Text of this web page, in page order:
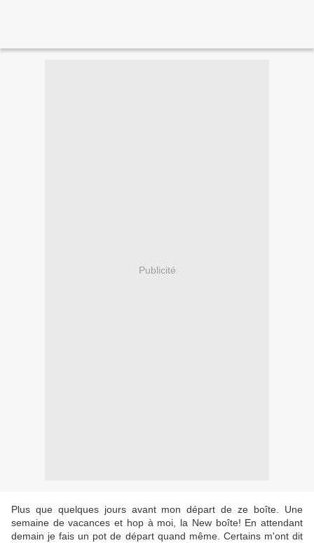
Publicité
Plus que quelques jours avant mon départ de ze boîte. Une
semaine de vacances et hop à moi, la New boîte! En attendant
demain je fais un pot de départ quand même. Certains m'ont dit